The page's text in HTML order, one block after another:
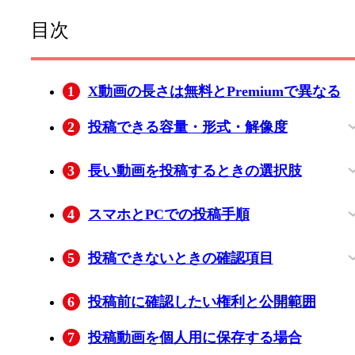
目次
1 X動画の長さは無料とPremiumで異なる
2 投稿できる容量・形式・解像度
3 長い動画を投稿するときの選択肢
4 スマホとPCでの投稿手順
5 投稿できないときの確認項目
6 投稿前に確認したい権利と公開範囲
7 投稿動画を個人用に保存する場合